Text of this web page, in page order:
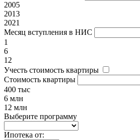
2005
2013
2021
Месяц вступления в НИС
1
6
12
Учесть стоимость квартиры
Стоимость квартиры
400 тыс
6 млн
12 млн
Выберите программу
Ипотека от: